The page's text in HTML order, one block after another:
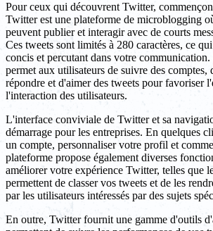
Pour ceux qui découvrent Twitter,
Twitter est une plateforme de microblogging
peuvent publier et interagir avec de courts
Ces tweets sont limités à 280 caractères, ce
concis et percutant dans votre
permet aux utilisateurs de suivre des comptes,
répondre et d'aimer des tweets pour favoriser
l'interaction des utilisateurs.
L'interface conviviale de Twitter et sa
démarrage pour les entreprises. En quelques
un compte, personnaliser votre profil et
plateforme propose également diverses
améliorer votre expérience Twitter, telles que
permettent de classer vos tweets et de les
par les utilisateurs intéressés par des sujets
En outre, Twitter fournit une gamme d'outils